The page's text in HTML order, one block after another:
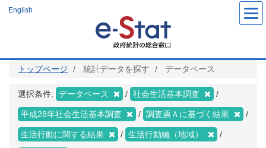
ツ
English
トップページ 統計データを探す データベース
選択条件: データベース 社会生活基本調査
平成28年社会生活基本調査 調査票Ａに基づく結果
生活行動に関する結果 生活行動編（地域）